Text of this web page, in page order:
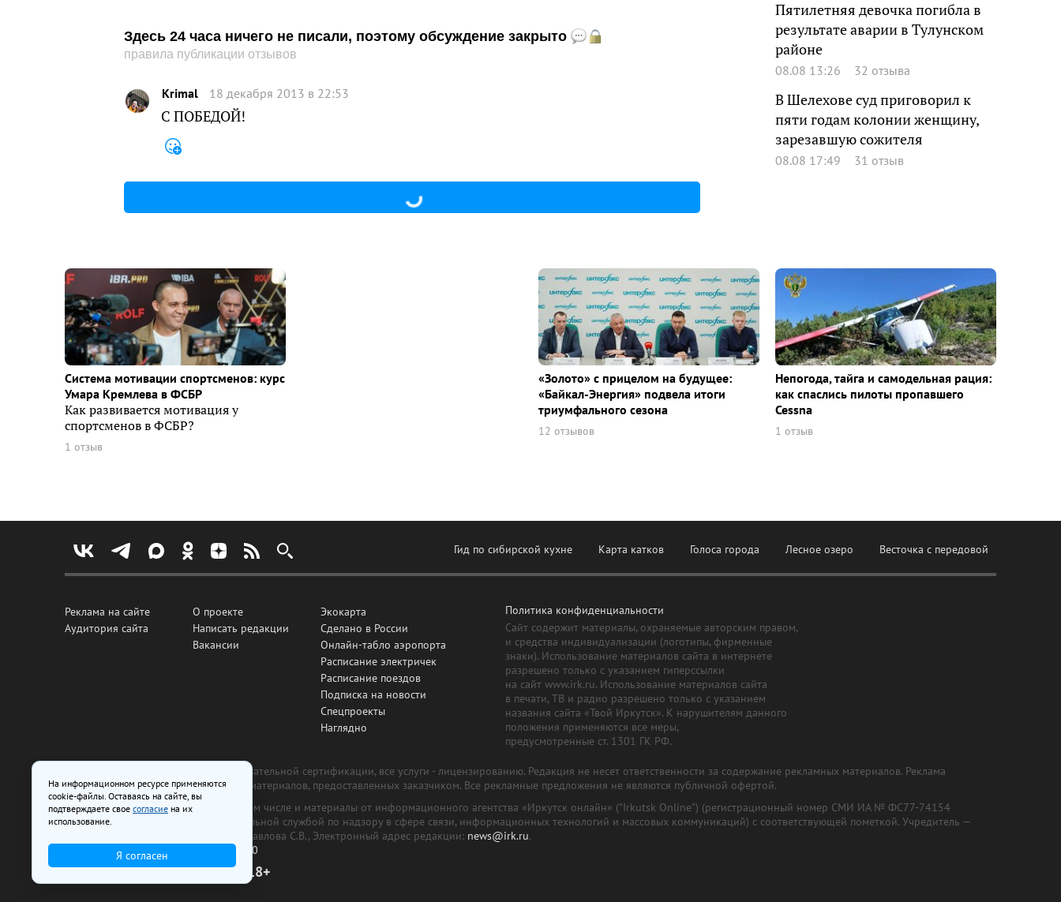
Здесь 24 часа ничего не писали, поэтому обсуждение закрыто
правила публикации отзывов
Krimal 18 декабря 2013 в 22:53
С ПОБЕДОЙ!
Пятилетняя девочка погибла в
результате аварии в Тулунском
районе
08.08 13:26 32 отзыва
В Шелехове суд приговорил к
пяти годам колонии женщину,
зарезавшую сожителя
08.08 17:49 31 отзыв
Система мотивации спортсменов: курс
Умара Кремлева в ФСБР
Как развивается мотивация у
спортсменов в ФСБР?
1 отзыв
«Золото» с прицелом на будущее:
«Байкал-Энергия» подвела итоги
триумфального сезона
12 отзывов
Непогода, тайга и самодельная рация:
как спаслись пилоты пропавшего
Cessna
1 отзыв
Гид по сибирской кухне Карта катков Голоса города Лесное озеро Весточка с передовой
Реклама на сайте
Аудитория сайта
О проекте
Написать редакции
Вакансии
Экокарта
Сделано в России
Онлайн-табло аэропорта
Расписание электричек
Расписание поездов
Подписка на новости
Спецпроекты
Наглядно
Политика конфиденциальности
Сайт содержит материалы, охраняемые авторским правом,
и средства индивидуализации (логотипы, фирменные
знаки). Использование материалов сайта в интернете
разрешено только с указанием гиперссылки
на сайт www.irk.ru. Использование материалов сайта
в печати, ТВ и радио разрешено только с указанием
названия сайта «Твой Иркутск». К нарушителям данного
положения применяются все меры,
предусмотренные ст. 1301 ГК РФ.
Все рекламные товары подлежат обязательной сертификации, все услуги - лицензированию. Редакция не несет ответственности за содержание рекламных материалов. Реклама
изготовлена и размещена на основе материалов, предоставленных заказчиком. Все рекламные предложения не являются публичной офертой.
На сайте www.irk.ru размещаются в том числе и материалы от информационного агентства «Иркутск онлайн» ("Irkutsk Online") (регистрационный номер СМИ ИА № ФС77-74154
от 29 октября 2018 г., выдан Федеральной службой по надзору в сфере связи, информационных технологий и массовых коммуникаций) с соответствующей пометкой. Учредитель —
ООО «Ирк.ру». Главный редактор — Павлова С.В., Электронный адрес редакции: news@irk.ru.
Телефон редакции:
+7 (3952) 48-88-50
18+
На информационном ресурсе применяются
cookie-файлы. Оставаясь на сайте, вы
подтверждаете свое согласие на их
использование.
Я согласен